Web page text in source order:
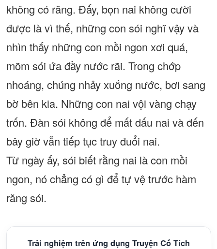
không có răng. Ðấy, bọn nai không cười
được là vì thế, những con sói nghĩ vậy và
nhìn thấy những con mồi ngon xơi quá,
mõm sói ứa đầy nước rãi. Trong chớp
nhoáng, chúng nhảy xuống nước, bơi sang
bờ bên kia. Những con nai vội vàng chạy
trốn. Ðàn sói không để mất dấu nai và đến
bây giờ vẫn tiếp tục truy đuổi nai.
Từ ngày ấy, sói biết rằng nai là con mồi
ngon, nó chẳng có gì để tự vệ trước hàm
răng sói.
Trải nghiệm trên ứng dụng Truyện Cổ Tích